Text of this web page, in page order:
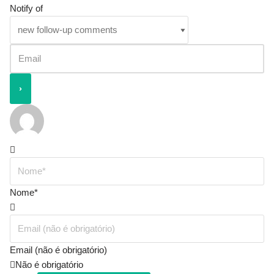
Notify of
Nome*
Email (não é obrigatório)
Não é obrigatório